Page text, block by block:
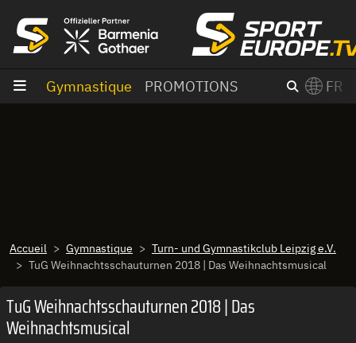
Gymnastique PROMOTIONS FR
Accueil Gymnastique
Turn- und Gymnastikclub Leipzig e.V.
TuG Weihnachtsschauturnen 2018 | Das Weihnachtsmusical
TuG Weihnachtsschauturnen 2018 | Das
Weihnachtsmusical